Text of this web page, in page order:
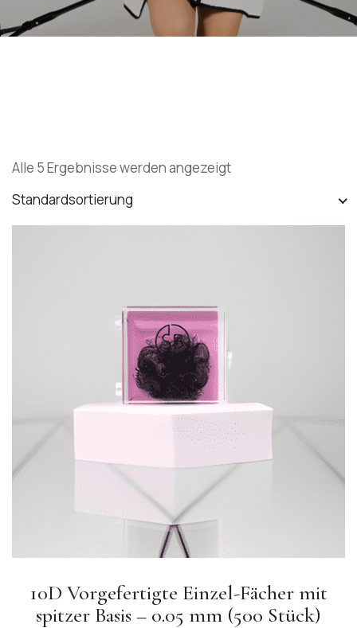
Alle 5 Ergebnisse werden angezeigt
Standardsortierung
10D Vorgefertigte Einzel-Fächer mit
spitzer Basis – 0.05 mm (500 Stück)